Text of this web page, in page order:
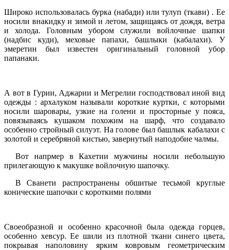
Широко использовалась бурка (набади) или тулуп (ткави) . Ее
носили внакидку и зимой и летом, защищаясь от дождя, ветра
и холода. Головным убором служили войлочные шапки
(надбис куди), меховые папахи, башлыки (кабалахи). У
эмеретин был известен оригинальный головной убор
папанаки.
А вот в Гурии, Аджарии и Мегрелии господствовал иной вид
одежды : архалуком называли короткие куртки, с которыми
носили шаровары, узкие на голени и просторные у пояса,
повязываясь кушаком похожим на шарф, что создавало
особенно стройный силуэт. На голове был башлык кабалахи с
золотой и серебряной кистью, завернутый наподобие чалмы.
Вот напрмер в Кахетии мужчины носили небольшую
прилегающую к макушке войлочную шапочку.
В Сванети распространены обшитые тесьмой круглые
конические шапочки с короткими полями
Своеобразной и особенно красочной была одежда горцев,
особенно хевсур. Ее шили из плотной ткани синего цвета,
покрывая наполовину ярким ковровым геометрическим